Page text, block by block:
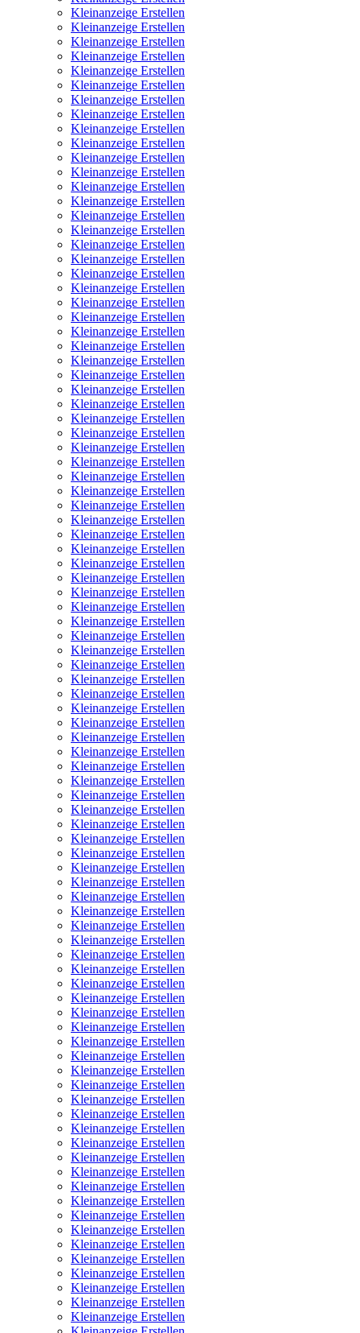
Kleinanzeige Erstellen
Kleinanzeige Erstellen
Kleinanzeige Erstellen
Kleinanzeige Erstellen
Kleinanzeige Erstellen
Kleinanzeige Erstellen
Kleinanzeige Erstellen
Kleinanzeige Erstellen
Kleinanzeige Erstellen
Kleinanzeige Erstellen
Kleinanzeige Erstellen
Kleinanzeige Erstellen
Kleinanzeige Erstellen
Kleinanzeige Erstellen
Kleinanzeige Erstellen
Kleinanzeige Erstellen
Kleinanzeige Erstellen
Kleinanzeige Erstellen
Kleinanzeige Erstellen
Kleinanzeige Erstellen
Kleinanzeige Erstellen
Kleinanzeige Erstellen
Kleinanzeige Erstellen
Kleinanzeige Erstellen
Kleinanzeige Erstellen
Kleinanzeige Erstellen
Kleinanzeige Erstellen
Kleinanzeige Erstellen
Kleinanzeige Erstellen
Kleinanzeige Erstellen
Kleinanzeige Erstellen
Kleinanzeige Erstellen
Kleinanzeige Erstellen
Kleinanzeige Erstellen
Kleinanzeige Erstellen
Kleinanzeige Erstellen
Kleinanzeige Erstellen
Kleinanzeige Erstellen
Kleinanzeige Erstellen
Kleinanzeige Erstellen
Kleinanzeige Erstellen
Kleinanzeige Erstellen
Kleinanzeige Erstellen
Kleinanzeige Erstellen
Kleinanzeige Erstellen
Kleinanzeige Erstellen
Kleinanzeige Erstellen
Kleinanzeige Erstellen
Kleinanzeige Erstellen
Kleinanzeige Erstellen
Kleinanzeige Erstellen
Kleinanzeige Erstellen
Kleinanzeige Erstellen
Kleinanzeige Erstellen
Kleinanzeige Erstellen
Kleinanzeige Erstellen
Kleinanzeige Erstellen
Kleinanzeige Erstellen
Kleinanzeige Erstellen
Kleinanzeige Erstellen
Kleinanzeige Erstellen
Kleinanzeige Erstellen
Kleinanzeige Erstellen
Kleinanzeige Erstellen
Kleinanzeige Erstellen
Kleinanzeige Erstellen
Kleinanzeige Erstellen
Kleinanzeige Erstellen
Kleinanzeige Erstellen
Kleinanzeige Erstellen
Kleinanzeige Erstellen
Kleinanzeige Erstellen
Kleinanzeige Erstellen
Kleinanzeige Erstellen
Kleinanzeige Erstellen
Kleinanzeige Erstellen
Kleinanzeige Erstellen
Kleinanzeige Erstellen
Kleinanzeige Erstellen
Kleinanzeige Erstellen
Kleinanzeige Erstellen
Kleinanzeige Erstellen
Kleinanzeige Erstellen
Kleinanzeige Erstellen
Kleinanzeige Erstellen
Kleinanzeige Erstellen
Kleinanzeige Erstellen
Kleinanzeige Erstellen
Kleinanzeige Erstellen
Kleinanzeige Erstellen
Kleinanzeige Erstellen